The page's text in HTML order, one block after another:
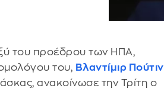
του προέδρου των ΗΠΑ,
του, Βλαντίμιρ Πούτιν
ανακοίνωσε την Τρίτη ο